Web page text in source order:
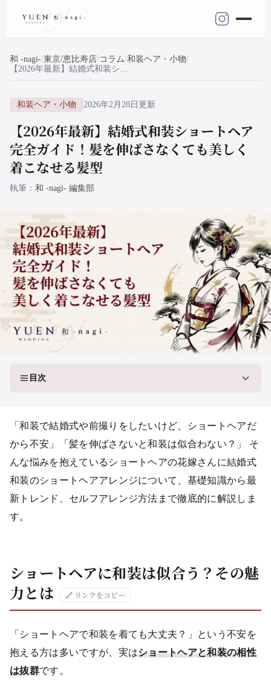
和 -nagi- 東京/恵比寿店 コラム 和装ヘア・小物
【2026年最新】結婚式和装ショートヘア完全ガイド！髪を伸ばさなくても美しく着こなせる髪型
和装ヘア・小物 2026年2月28日更新
【2026年最新】結婚式和装ショートヘア
完全ガイド！髪を伸ばさなくても美しく
着こなせる髪型
執筆 和 -nagi- 編集部
目次
「和装で結婚式や前撮りをしたいけど、ショートヘアだ
から不安」「髪を伸ばさないと和装は似合わない？」 そ
んな悩みを抱えているショートヘアの花嫁さんに結婚式
和装のショートヘアアレンジについて、基礎知識から最
新トレンド、セルフアレンジ方法まで徹底的に解説しま
す。
ショートヘアに和装は似合う？その魅
力とは
🔗 リンクをコピー
「ショートヘアで和装を着ても大丈夫？」という不安を
抱える方は多いですが、実はショートヘアと和装の相性
は抜群です。